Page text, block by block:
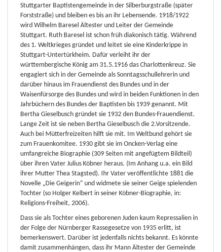
Stuttgarter Baptistengemeinde in der Silberburgstraße (später
Forststraße) und bleiben es bis an ihr Lebensende. 1918/1922
wird Wilhelm Baresel Ältester und Leiter der Gemeinde
Stuttgart. Ruth Baresel ist schon früh diakonisch tätig. Während
des 1. Weltkrieges gründet und leitet sie eine Kinderkrippe in
Stuttgart-Untertürkheim. Dafür verleiht ihr der
württembergische König am 31.5.1916 das Charlottenkreuz. Sie
engagiert sich in der Gemeinde als Sonntagsschullehrerin und
darüber hinaus im Frauendienst des Bundes und in der
Waisenfürsorge des Bundes und wird in beiden Funktionen in den
Jahrbüchern des Bundes der Baptisten bis 1939 genannt. Mit
Bertha Gieselbusch gründet sie 1932 den Bundes-Frauendienst.
Lange Zeit ist sie neben Bertha Gieselbusch die 2.Vorsitzende.
Auch bei Mütterfreizeiten hilft sie mit. Im Weltbund gehört sie
zum Frauenkomitee. 1930 gibt sie im Oncken-Verlag eine
umfangreiche Biographie (309 Seiten mit angefügtem Bildteil)
über ihren Vater Julius Köbner heraus. (Im Anhang u.a. ein Bild
ihrer Mutter Thea Stagsted). Ihr Vater veröffentlichte 1881 die
Novelle „Die Geigerin“ und widmete sie seiner Geige spielenden
Tochter (so Holger Kelbert in seiner Köbner-Biographie, in:
Religions-Freiheit, 2006).
Dass sie als Tochter eines geborenen Juden kaum Repressalien in
der Folge der Nürnberger Rassegesetze von 1935 erlitt, ist
bemerkenswert. Darüber ist jedenfalls nichts bekannt. Es könnte
damit zusammenhängen, dass ihr Mann Ältester der Gemeinde